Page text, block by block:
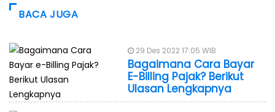
BACA JUGA
29 Des 2022 17:05 WIB
Bagaimana Cara Bayar
E-Billing Pajak? Berikut
Ulasan Lengkapnya